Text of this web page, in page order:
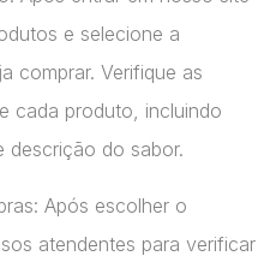
e selecione a
comprar. Verifique as
cada produto, incluindo
descrição do sabor.
Após escolher o
atendentes para verificar